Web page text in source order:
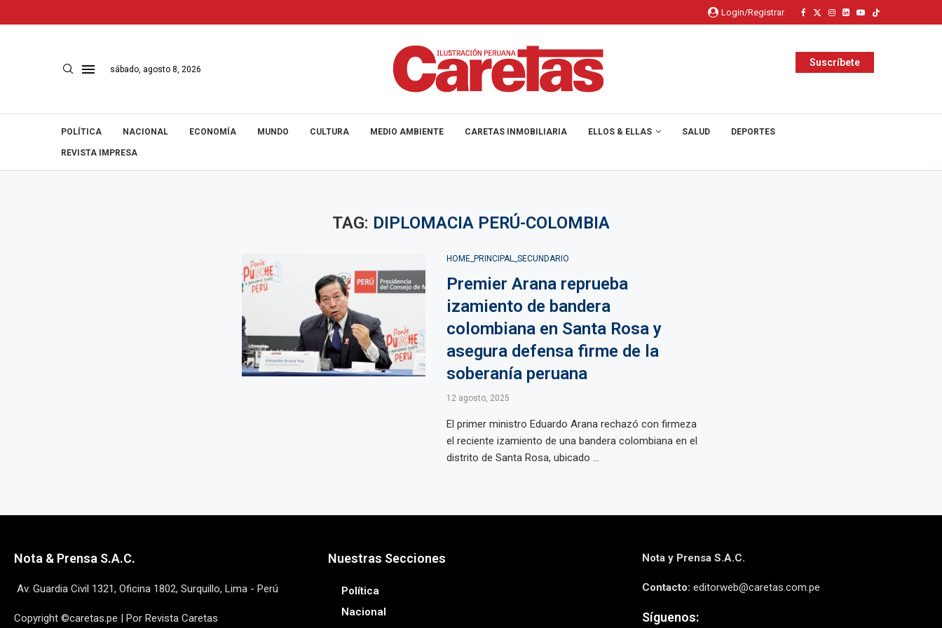
Login/Registrar
sábado, agosto 8, 2026
Suscríbete
POLÍTICA NACIONAL ECONOMÍA MUNDO CULTURA MEDIO AMBIENTE CARETAS INMOBILIARIA ELLOS & ELLAS SALUD DEPORTES
REVISTA IMPRESA
TAG: DIPLOMACIA PERÚ-COLOMBIA
HOME_PRINCIPAL_SECUNDARIO
Premier Arana reprueba
izamiento de bandera
colombiana en Santa Rosa y
asegura defensa firme de la
soberanía peruana
12 agosto, 2025
El primer ministro Eduardo Arana rechazó con firmeza
el reciente izamiento de una bandera colombiana en el
distrito de Santa Rosa, ubicado ...
Nota & Prensa S.A.C.
Av. Guardia Civil 1321, Oficina 1802, Surquillo, Lima - Perú
Copyright ©caretas.pe | Por Revista Caretas
Nuestras Secciones
Política
Nacional
Nota y Prensa S.A.C.
Contacto: editorweb@caretas.com.pe
Síguenos: